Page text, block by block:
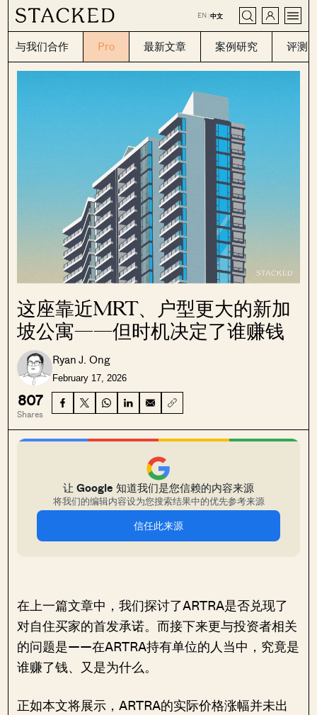
EN |中文
与我们合作 Pro 最新文章 案例研究 评测
CLOSE
这座靠近MRT、户型更大的新加
坡公寓——但时机决定了谁赚钱
Ryan J. Ong
February 17, 2026
807
Shares
让 Google 知道我们是您信赖的内容来源
将我们的编辑内容设为您搜索结果中的优先参考来源
信任此来源
在上一篇文章中，我们探讨了ARTRA是否兑现了
对自住买家的首发承诺。而接下来更与投资者相关
的问题是——在ARTRA持有单位的人当中，究竟是
谁赚了钱、又是为什么。
正如本文将展示，ARTRA的实际价格涨幅并未出